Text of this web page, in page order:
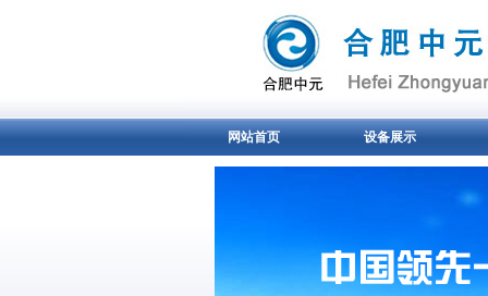
网站首页 设备展示